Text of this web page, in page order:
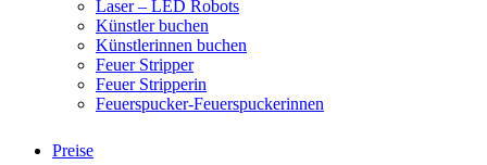
Laser – LED Robots
Künstler buchen
Künstlerinnen buchen
Feuer Stripper
Feuer Stripperin
Feuerspucker-Feuerspuckerinnen
Preise